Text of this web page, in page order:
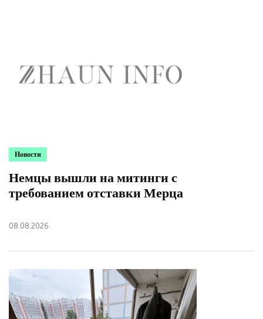
Новости
Немцы вышли на митинги с
требованием отставки Мерца
08.08.2026